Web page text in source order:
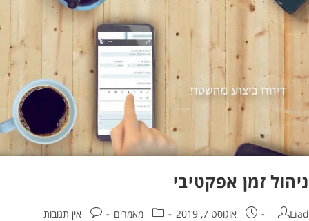
זמן אפקטיבי
אוגוסט 7, 2019 מאמרים אין תגובות